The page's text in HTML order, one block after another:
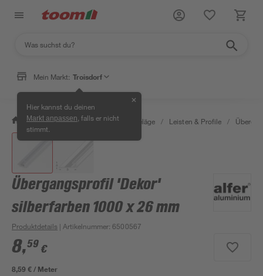
Mein Markt: Troisdorf
Hier kannst du deinen
Markt anpassen , falls er nicht
stimmt.
✕
/ Bauen & Renovieren / Bodenbeläge / Leisten & Profile /
Übergangsprofil 'Dekor'
silberfarben 1000 x 26 mm
Produktdetails | Artikelnummer:6500567
8,59 €
8,59 € / Meter